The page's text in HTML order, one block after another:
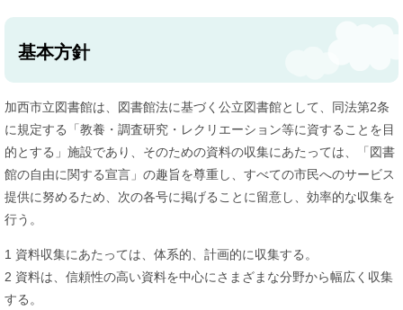
基本方針
加西市立図書館は、図書館法に基づく公立図書館として、同法第2条
に規定する「教養・調査研究・レクリエーション等に資することを目
的とする」施設であり、そのための資料の収集にあたっては、「図書
館の自由に関する宣言」の趣旨を尊重し、すべての市民へのサービス
提供に努めるため、次の各号に掲げることに留意し、効率的な収集を
行う。
1 資料収集にあたっては、体系的、計画的に収集する。
2 資料は、信頼性の高い資料を中心にさまざまな分野から幅広く収集
する。